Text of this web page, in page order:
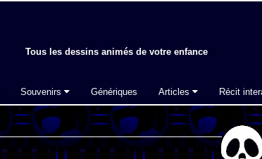
Tous les dessins animés de votre enfance
Souvenirs Génériques Articles Récit